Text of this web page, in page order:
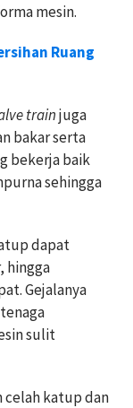
mesin.
Ruang
trainjuga
bakar serta
bekerja baik
sehingga
dapat
hingga
Gejalanya
sulit
celah katup dan